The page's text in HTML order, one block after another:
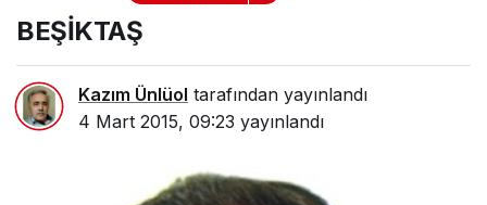
BEŞİKTAŞ
Kazım Ünlüol tarafından yayınlandı
4 Mart 2015, 09:23 yayınlandı